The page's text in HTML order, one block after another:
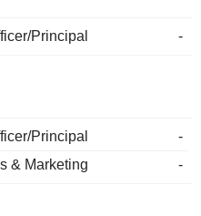
Principal -
Principal
-
& Marketing
-